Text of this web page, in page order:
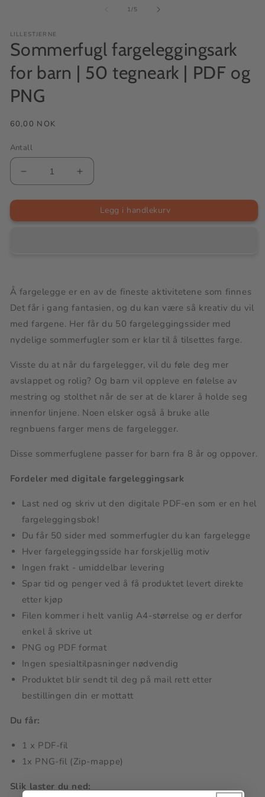
1/av
5
LILLESTJERNE
Sommerfugl fargeleggingsark
for barn | 50 tegneark | PDF og
PNG
Vanlig
60,00 NOK
Antall
Senk
antallet
for
og
PNG
Øk
antallet
fargeleggingsark
for
og
Legg i handlekurv
Å fargelegge er en av de fineste aktivitetene som finnes
Det får i gang fantasien, og du kan være så kreativ du vil
med fargene. Her får du 50 fargeleggingssider med
nydelige sommerfugler som er klar til å tilsettes farge.
Visste du at når du fargelegger, vil du føle deg mer
avslappet og rolig? Og barn vil oppleve en følelse av
mestring og stolthet når de ser at de klarer å holde seg
innenfor linjene. Noen elsker også å bruke alle
regnbuens farger mens de fargelegger.
Disse sommerfuglene passer for barn fra 8 år og oppover.
Fordeler med digitale fargeleggingsark
Last ned og skriv ut den digitale PDF-en som er en hel
fargeleggingsbok!
Du får 50 sider med sommerfugler du kan fargelegge
Hver fargeleggingsside har forskjellig motiv
Ingen frakt - umiddelbar levering
Spar tid og penger ved å få produktet levert direkte
etter kjøp
Filen kommer i helt vanlig A4-størrelse og er derfor
enkel å skrive ut
PNG og PDF format
Ingen spesialtilpasninger nødvendig
Produktet blir sendt til deg på mail rett etter
bestillingen din er mottatt
Du får:
1 x PDF-fil
1x PNG-fil (Zip-mappe)
Slik laster du ned: